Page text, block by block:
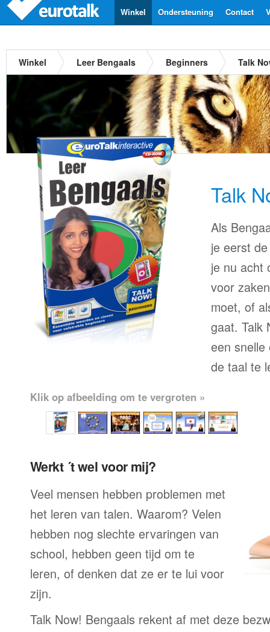
Contact
Ondersteuning
Winkel
Winkel Leer Bengaals Beginners Talk
Talk
Als
je eerst
je nu acht
voor
moet, of
gaat. Talk
een snelle
de taal te
Klik op afbeelding om te vergroten »
Werkt ´t wel voor mij?
Veel mensen hebben problemen met
het leren van talen. Waarom? Velen
hebben nog slechte ervaringen van
school, hebben geen tijd om te
leren, of denken dat ze er te lui voor
zijn.
Talk Now! Bengaals rekent af met deze